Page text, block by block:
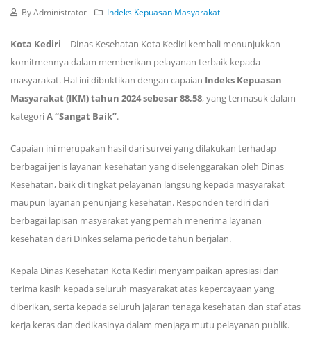
By Administrator Indeks Kepuasan Masyarakat
Kota Kediri – Dinas Kesehatan Kota Kediri kembali menunjukkan
komitmennya dalam memberikan pelayanan terbaik kepada
masyarakat. Hal ini dibuktikan dengan capaian Indeks Kepuasan
Masyarakat (IKM) tahun 2024 sebesar 88,58, yang termasuk dalam
kategoriA“Sangat Baik”.
Capaian ini merupakan hasil dari survei yang dilakukan terhadap
berbagai jenis layanan kesehatan yang diselenggarakan oleh Dinas
Kesehatan, baik di tingkat pelayanan langsung kepada masyarakat
maupun layanan penunjang kesehatan. Responden terdiri dari
berbagai lapisan masyarakat yang pernah menerima layanan
kesehatan dari Dinkes selama periode tahun berjalan.
Kepala Dinas Kesehatan Kota Kediri menyampaikan apresiasi dan
terima kasih kepada seluruh masyarakat atas kepercayaan yang
diberikan, serta kepada seluruh jajaran tenaga kesehatan dan staf atas
kerja keras dan dedikasinya dalam menjaga mutu pelayanan publik.